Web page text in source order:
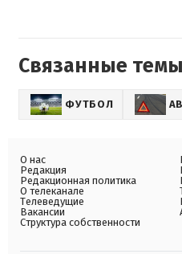
Связанные
ФУТБОЛ
О нас
Редакция
Редакционная политика
О телеканале
Телеведущие
Вакансии
Структура собственности